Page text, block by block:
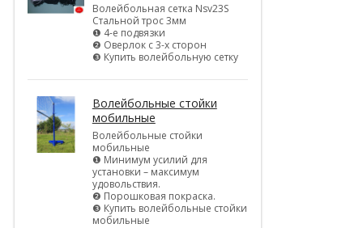
Волейбольная сетка Nsv23S
Стальной трос 3мм
❶ 4-е подвязки
❷ Оверлок с 3-х сторон
❸ Купить волейбольную сетку
Волейбольные стойки
мобильные
Волейбольные стойки
мобильные
❶ Минимум усилий для
установки – максимум
удовольствия.
❷ Порошковая покраска.
❸ Купить волейбольные стойки
мобильные